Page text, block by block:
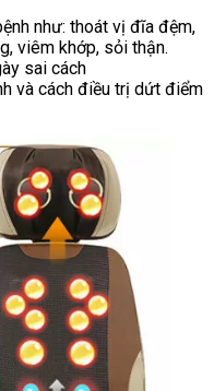
như: thoát vị đĩa đệm,
viêm khớp, sỏi thận.
sai cách
và cách điều trị dứt điểm